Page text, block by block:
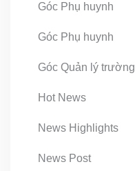
Góc Phụ huynh
Góc Phụ huynh
Góc Quản lý trường
Hot News
News Highlights
News Post